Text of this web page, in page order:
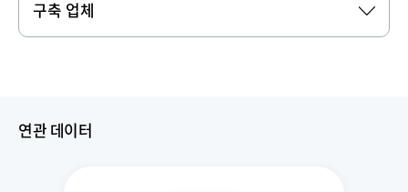
구축 업체
연관 데이터